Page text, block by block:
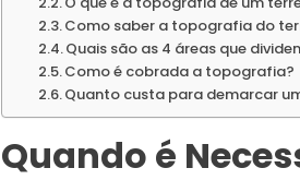
Como saber a topografia do
Quais são as 4 áreas que
Como é cobrada a topografia?
Quanto custa para demarcar
Quando é